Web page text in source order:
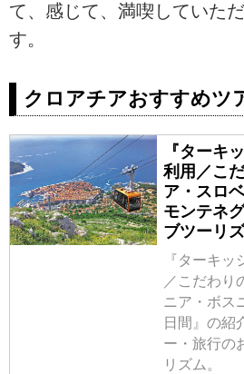
て、感じて、満喫していた
す。
クロアチアおすすめツ
『ターキ
利用／こ
ア・スロ
モンテネ
ブツーリ
『ターキッ
／こだわり
ニア・ボス
日間』の紹
ー・旅行の
リズム。